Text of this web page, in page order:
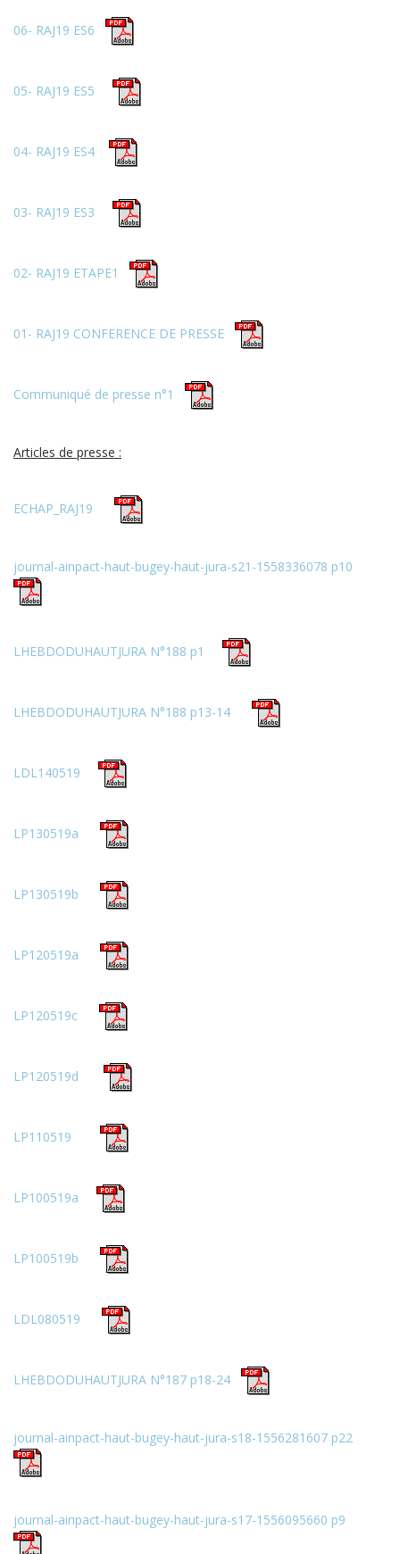
06- RAJ19 ES6
05- RAJ19 ES5
04- RAJ19 ES4
03- RAJ19 ES3
02- RAJ19 ETAPE1
01- RAJ19 CONFERENCE DE PRESSE
Communiqué de presse n°1
Articles de presse :
ECHAP_RAJ19
journal-ainpact-haut-bugey-haut-jura-s21-1558336078 p10
LHEBDODUHAUTJURA N°188 p1
LHEBDODUHAUTJURA N°188 p13-14
LDL140519
LP130519a
LP130519b
LP120519a
LP120519c
LP120519d
LP110519
LP100519a
LP100519b
LDL080519
LHEBDODUHAUTJURA N°187 p18-24
journal-ainpact-haut-bugey-haut-jura-s18-1556281607 p22
journal-ainpact-haut-bugey-haut-jura-s17-1556095660 p9